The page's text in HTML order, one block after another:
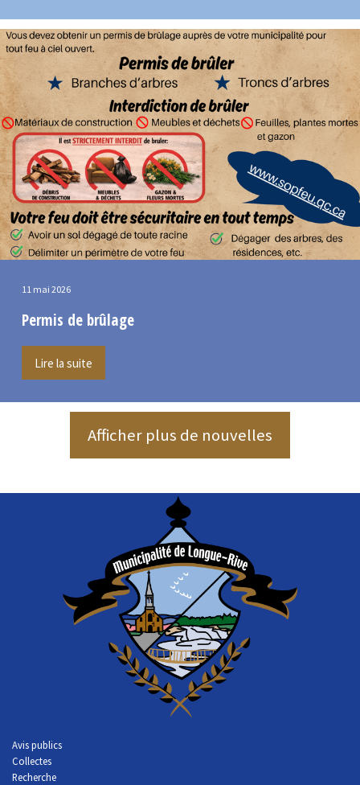
11 mai 2026
Permis de brûlage
Lire la suite
Afficher plus de nouvelles
Avis publics
Collectes
Recherche